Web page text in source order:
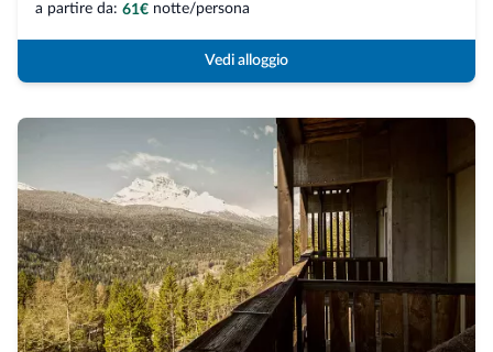
a partire da: 61€ notte/persona
Vedi alloggio